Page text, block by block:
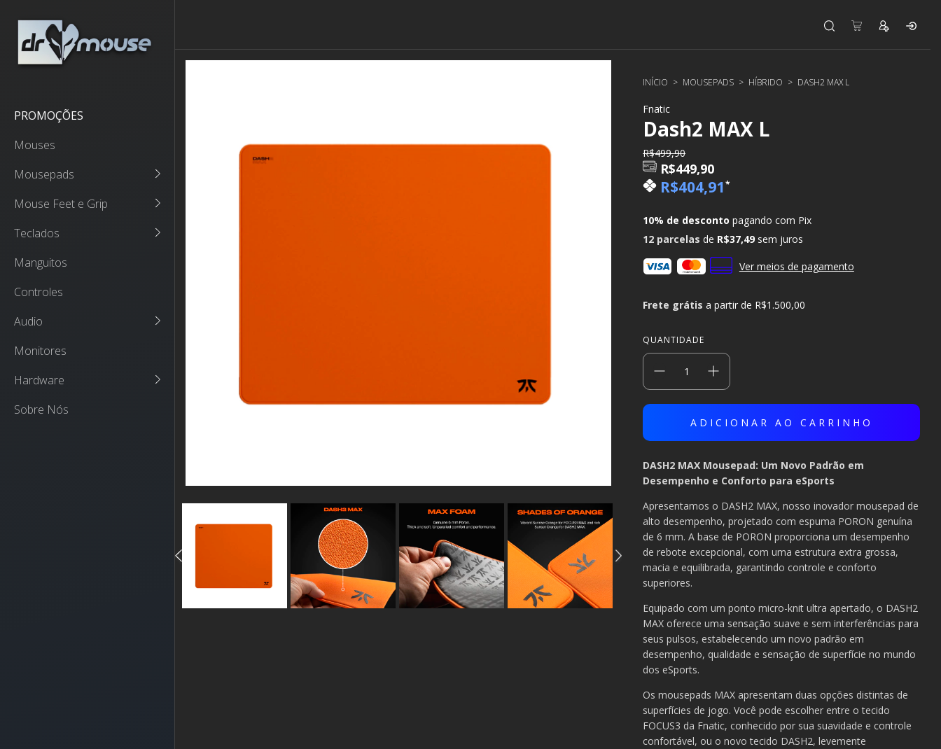
PROMOÇÕES
Mouses
Mousepads
Mouse Feet e Grip
Teclados
Manguitos
Controles
Audio
Monitores
Hardware
Sobre Nós
INÍCIO > MOUSEPADS > HÍBRIDO > DASH2 MAX L
Fnatic
Dash2 MAX L
R$499,90
R$449,90
R$404,91*
10% de desconto pagando com Pix
12 parcelasde R$37,49 sem juros
Ver meios de pagamento
Frete grátis a partir de R$1.500,00
QUANTIDADE
DASH2 MAX Mousepad: Um Novo Padrão em
Desempenho e Conforto para eSports
Apresentamos o DASH2 MAX, nosso inovador mousepad de
alto desempenho, projetado com espuma PORON genuína
de 6 mm. A base de PORON proporciona um desempenho
de rebote excepcional, com uma estrutura extra grossa,
macia e equilibrada, garantindo controle e conforto
superiores.
Equipado com um ponto micro-knit ultra apertado, o DASH2
MAX oferece uma sensação suave e sem interferências para
seus pulsos, estabelecendo um novo padrão em
desempenho, qualidade e sensação de superfície no mundo
dos eSports.
Os mousepads MAX apresentam duas opções distintas de
superfícies de jogo. Você pode escolher entre o tecido
FOCUS3 da Fnatic, conhecido por sua suavidade e controle
confortável, ou o novo tecido DASH2, levemente